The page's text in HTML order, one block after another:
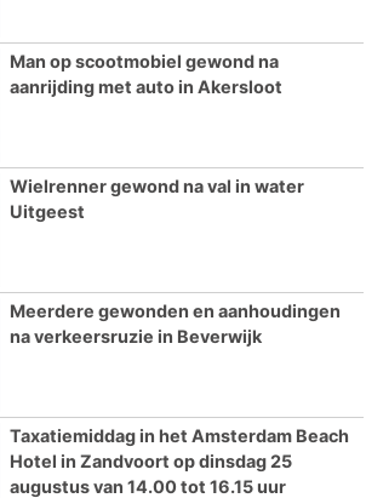
Man op scootmobiel gewond na
aanrijding met auto in Akersloot
Wielrenner gewond na val in water
Uitgeest
Meerdere gewonden en aanhoudingen
na verkeersruzie in Beverwijk
Taxatiemiddag in het Amsterdam Beach
Hotel in Zandvoort op dinsdag 25
augustus van 14.00 tot 16.15 uur